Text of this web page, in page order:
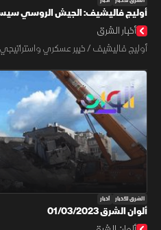
أوليج فاليشيف: الجيش الروسي
فاجنر أو بدونها
أخبار الشرق
أوليج فاليشيف / خبير عسكري
الشرق للأخبار أخبار
ألوان الشرق 01/03/2023